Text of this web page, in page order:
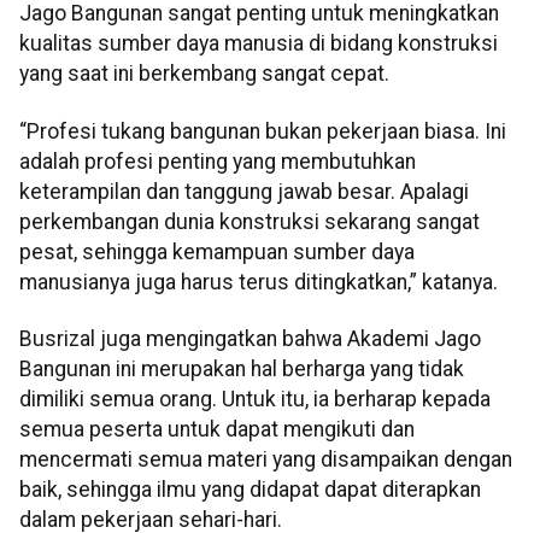
Jago Bangunan sangat penting untuk meningkatkan
kualitas sumber daya manusia di bidang konstruksi
yang saat ini berkembang sangat cepat.
“Profesi tukang bangunan bukan pekerjaan biasa. Ini
adalah profesi penting yang membutuhkan
keterampilan dan tanggung jawab besar. Apalagi
perkembangan dunia konstruksi sekarang sangat
pesat, sehingga kemampuan sumber daya
manusianya juga harus terus ditingkatkan,” katanya.
Busrizal juga mengingatkan bahwa Akademi Jago
Bangunan ini merupakan hal berharga yang tidak
dimiliki semua orang. Untuk itu, ia berharap kepada
semua peserta untuk dapat mengikuti dan
mencermati semua materi yang disampaikan dengan
baik, sehingga ilmu yang didapat dapat diterapkan
dalam pekerjaan sehari-hari.